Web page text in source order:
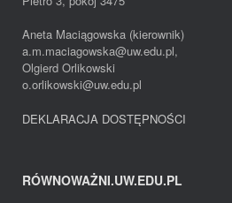
Aneta Maciągowska (kierownik)
a.m.maciagowska@uw.edu.pl,
Olgierd Orlikowski
o.orlikowski@uw.edu.pl
DEKLARACJA DOSTĘPNOŚCI
RÓWNOWAŻNI.UW.EDU.PL